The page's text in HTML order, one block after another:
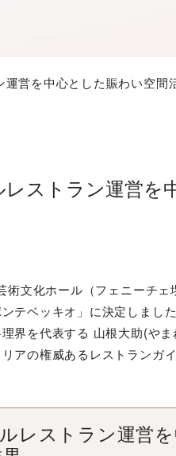
営を中心とした賑わい空
ストラン運営を
文化ホール（フェニーチ
テベッキオ」に決定しました
界を代表する 山根大助(や
アの権威あるレストランガ
レストラン運営